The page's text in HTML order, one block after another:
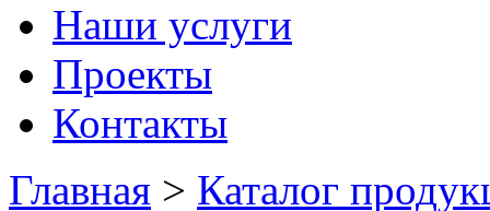
Наши услуги
Проекты
Контакты
Главная > Каталог